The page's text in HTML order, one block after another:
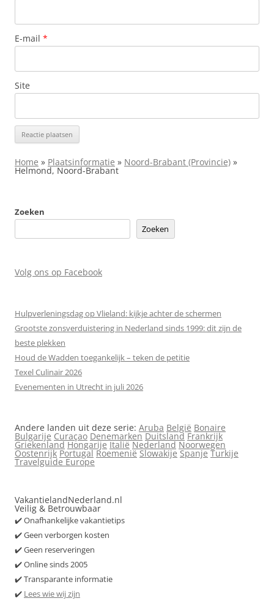
E-mail *
Site
Home » Plaatsinformatie » Noord-Brabant (Provincie) »
Helmond, Noord-Brabant
Zoeken
Zoeken
Volg ons op Facebook
Hulpverleningsdag op Vlieland: kijkje achter de schermen
Grootste zonsverduistering in Nederland sinds 1999: dit zijn de
beste plekken
Houd de Wadden toegankelijk – teken de petitie
Texel Culinair 2026
Evenementen in Utrecht in juli 2026
Andere landen uit deze serie: Aruba België Bonaire
Bulgarije Curaçao Denemarken Duitsland Frankrijk
Griekenland Hongarije Italië Nederland Noorwegen
Oostenrijk Portugal Roemenië Slowakije Spanje Turkije
Travelguide Europe
VakantielandNederland.nl
Veilig & Betrouwbaar
✔️ Onafhankelijke vakantietips
✔️ Geen verborgen kosten
✔️ Geen reserveringen
✔️ Online sinds 2005
✔️ Transparante informatie
✔️ Lees wie wij zijn